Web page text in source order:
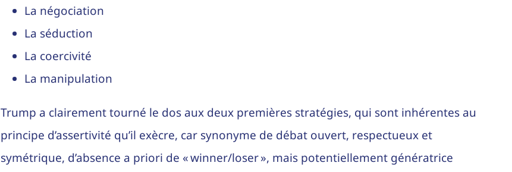
La négociation
La séduction
La coercivité
La manipulation
Trump a clairement tourné le dos aux deux premières stratégies, qui sont inhérentes au
principe d’assertivité qu’il exècre, car synonyme de débat ouvert, respectueux et
symétrique, d’absence a priori de « winner/loser », mais potentiellement génératrice